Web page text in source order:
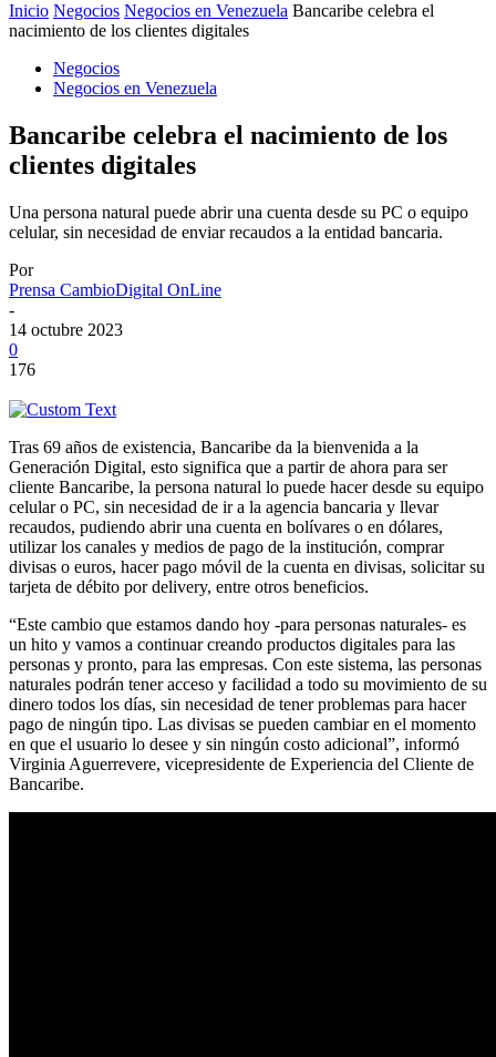
Inicio Negocios Negocios en Venezuela Bancaribe celebra el
nacimiento de los clientes digitales
Negocios
Negocios en Venezuela
Bancaribe celebra el nacimiento de los
clientes digitales
Una persona natural puede abrir una cuenta desde su PC o equipo
celular, sin necesidad de enviar recaudos a la entidad bancaria.
Por
Prensa CambioDigital OnLine
-
14 octubre 2023
0
176
Tras 69 años de existencia, Bancaribe da la bienvenida a la
Generación Digital, esto significa que a partir de ahora para ser
cliente Bancaribe, la persona natural lo puede hacer desde su equipo
celular o PC, sin necesidad de ir a la agencia bancaria y llevar
recaudos, pudiendo abrir una cuenta en bolívares o en dólares,
utilizar los canales y medios de pago de la institución, comprar
divisas o euros, hacer pago móvil de la cuenta en divisas, solicitar su
tarjeta de débito por delivery, entre otros beneficios.
“Este cambio que estamos dando hoy -para personas naturales- es
un hito y vamos a continuar creando productos digitales para las
personas y pronto, para las empresas. Con este sistema, las personas
naturales podrán tener acceso y facilidad a todo su movimiento de su
dinero todos los días, sin necesidad de tener problemas para hacer
pago de ningún tipo. Las divisas se pueden cambiar en el momento
en que el usuario lo desee y sin ningún costo adicional”, informó
Virginia Aguerrevere, vicepresidente de Experiencia del Cliente de
Bancaribe.